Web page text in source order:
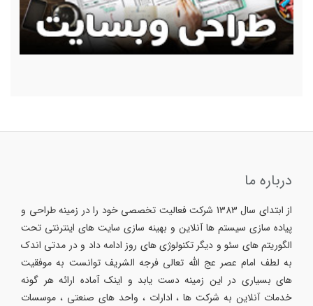
درباره ما
از ابتدای سال 1383 شرکت فعالیت تخصصی خود را در زمینه طراحی و
پیاده سازی سیستم ها آنلاین و بهینه سازی سایت های اینترنتی تحت
الگوریتم های سئو و دیگر تکنولوژی های روز ادامه داد و در مدتی اندک
به لطف امام عصر عج الله تعالی فرجه الشریف توانست به موفقیت
های بسیاری در این زمینه دست یابد و اینک آماده ارائه هر گونه
خدمات آنلاین به شرکت ها ، ادارات ، واحد های صنعتی ، موسسات